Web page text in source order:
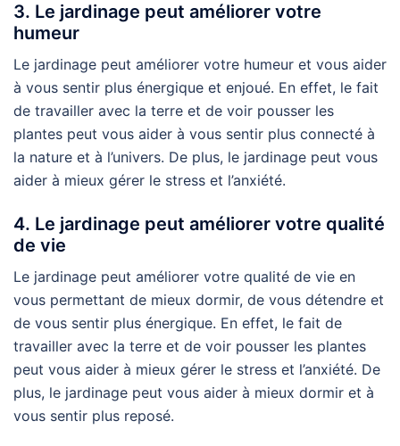
3. Le jardinage peut améliorer votre
humeur
Le jardinage peut améliorer votre humeur et vous aider
à vous sentir plus énergique et enjoué. En effet, le fait
de travailler avec la terre et de voir pousser les
plantes peut vous aider à vous sentir plus connecté à
la nature et à l’univers. De plus, le jardinage peut vous
aider à mieux gérer le stress et l’anxiété.
4. Le jardinage peut améliorer votre qualité
de vie
Le jardinage peut améliorer votre qualité de vie en
vous permettant de mieux dormir, de vous détendre et
de vous sentir plus énergique. En effet, le fait de
travailler avec la terre et de voir pousser les plantes
peut vous aider à mieux gérer le stress et l’anxiété. De
plus, le jardinage peut vous aider à mieux dormir et à
vous sentir plus reposé.